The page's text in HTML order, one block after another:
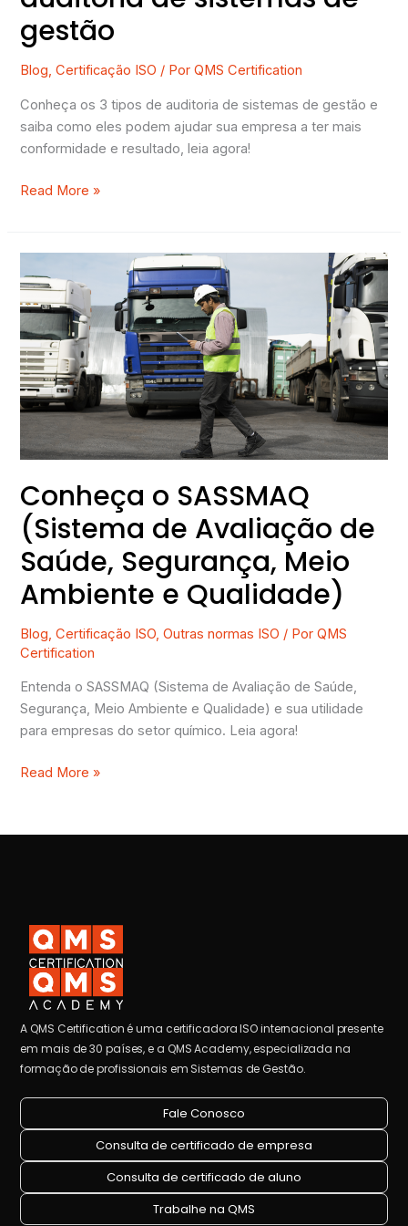
gestão
Blog,Certificação ISO / PorQMS Certification
Conheça os 3 tipos de auditoria de sistemas de gestão e
saiba como eles podem ajudar sua empresa a ter mais
conformidade e resultado, leia agora!
Read More »
Conheça o SASSMAQ
(Sistema de Avaliação de
Saúde, Segurança, Meio
Ambiente e Qualidade)
Blog,Certificação ISO,Outras normas ISO / PorQMS
Certification
Entenda o SASSMAQ (Sistema de Avaliação de Saúde,
Segurança, Meio Ambiente e Qualidade) e sua utilidade
para empresas do setor químico. Leia agora!
Conheça
o
SASSMAQ
(Sistema
de
Avaliação
de
Saúde,
Segurança,
Meio
Ambiente
e
Qualidade)
Read More »
A QMS Certification é uma certificadora ISO internacional presente
em mais de 30 países, e a QMS Academy, especializada na
formação de profissionais em Sistemas de Gestão.
Fale Conosco
Consulta de certificado de empresa
Consulta de certificado de aluno
Trabalhe na QMS